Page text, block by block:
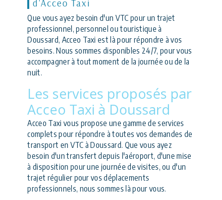
d'Acceo Taxi
Que vous ayez besoin d'un VTC pour un trajet
professionnel, personnel ou touristique à
Doussard, Acceo Taxi est là pour répondre à vos
besoins. Nous sommes disponibles 24/7, pour vous
accompagner à tout moment de la journée ou de la
nuit.
Les services proposés par
Acceo Taxi à Doussard
Acceo Taxi vous propose une gamme de services
complets pour répondre à toutes vos demandes de
transport en VTC à Doussard. Que vous ayez
besoin d'un transfert depuis l'aéroport, d'une mise
à disposition pour une journée de visites, ou d'un
trajet régulier pour vos déplacements
professionnels, nous sommes là pour vous.